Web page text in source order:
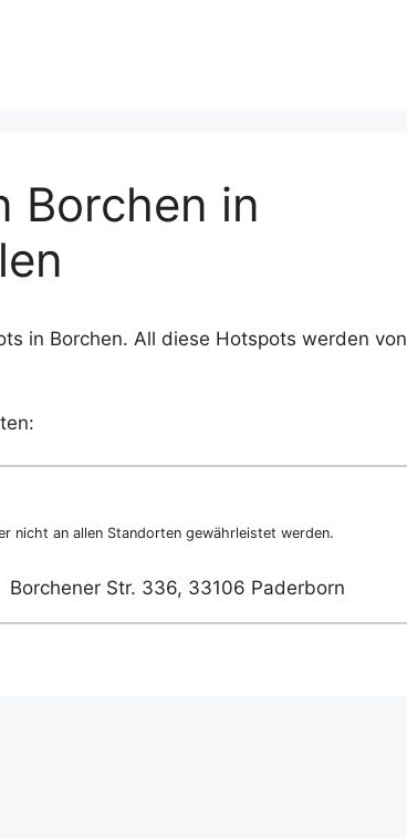
Borchen in
in Borchen. All diese Hotspots werden von
nicht an allen Standorten gewährleistet werden.
Borchener Str. 336, 33106 Paderborn